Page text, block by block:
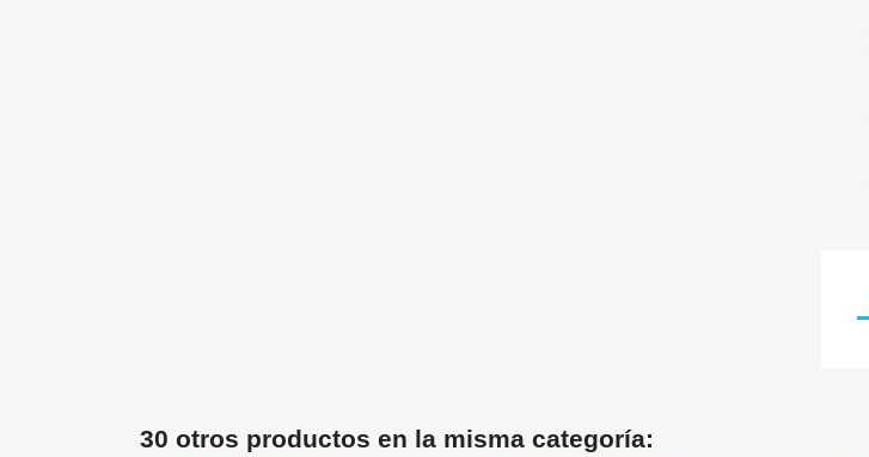
30 otros productos en la misma categoría: